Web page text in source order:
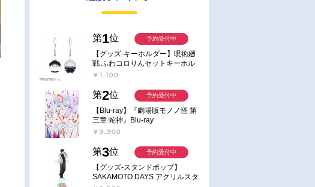
第1位
【グッズ-キーホルダー】呪術廻
戦 ふわコロりんセットキーホル
ダー【アニメイト特典付】
￥1,100
予約受付中
第2位
【Blu-ray】『劇場版モノノ怪 第
三章 蛇神』Blu-ray
￥9,900
予約受付中
第3位
【グッズ-スタンドポップ】
SAKAMOTO DAYS アクリルスタ
予約受付中